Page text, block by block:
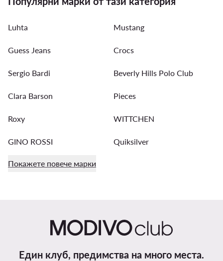
Luhta Mustang
Guess Jeans Crocs
Sergio Bardi Beverly Hills Polo Club
Clara Barson Pieces
Roxy WITTCHEN
GINO ROSSI Quiksilver
Покажете повече марки
Един клуб, предимства на много места.